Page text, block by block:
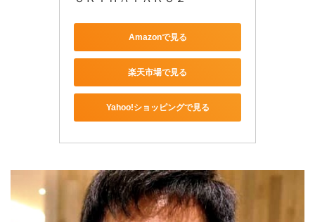
Amazonで見る
楽天市場で見る
Yahoo!ショッピングで見る